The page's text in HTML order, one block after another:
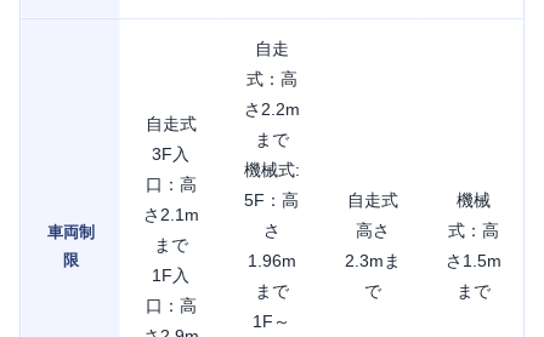
車両制
限
自走式
3F入
口：高
さ2.1m
まで
1F入
口：高
自走
式：高
さ2.2m
まで
機械式:
5F：高
さ
1.96m
まで
1F～
自走式
高さ
2.3mま
で
機械
式：高
さ1.5m
まで